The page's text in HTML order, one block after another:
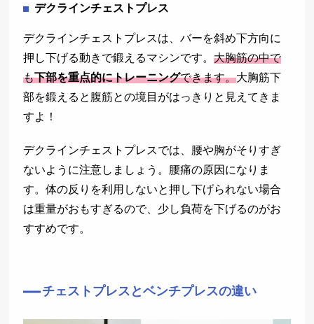
デクラインチェストプレス
デクラインチェストプレスは、バーを斜め下方向に
押し下げる動きで鍛えるマシンです。大胸筋の中で
も下部を重点的にトレーニングできます。大胸筋下
部を鍛えると腹筋との境目がはっきりと見えてきま
すよ！
デクラインチェストプレスでは、腰や胸がそりすぎ
ないように注意しましょう。腰痛の原因になりま
す。体の反りを利用しないと押し下げられない場合
は重量がおもすぎるので、少し負荷を下げるのがお
すすめです。
チェストプレスとベンチプレスの違い